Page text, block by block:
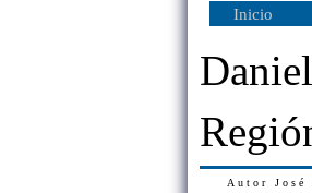
Inicio
Autor José